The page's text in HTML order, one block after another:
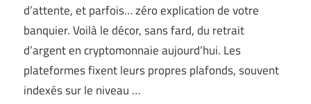
d’attente, et parfois… zéro explication de votre
banquier. Voilà le décor, sans fard, du retrait
d’argent en cryptomonnaie aujourd’hui. Les
plateformes fixent leurs propres plafonds, souvent
indexés sur le niveau …